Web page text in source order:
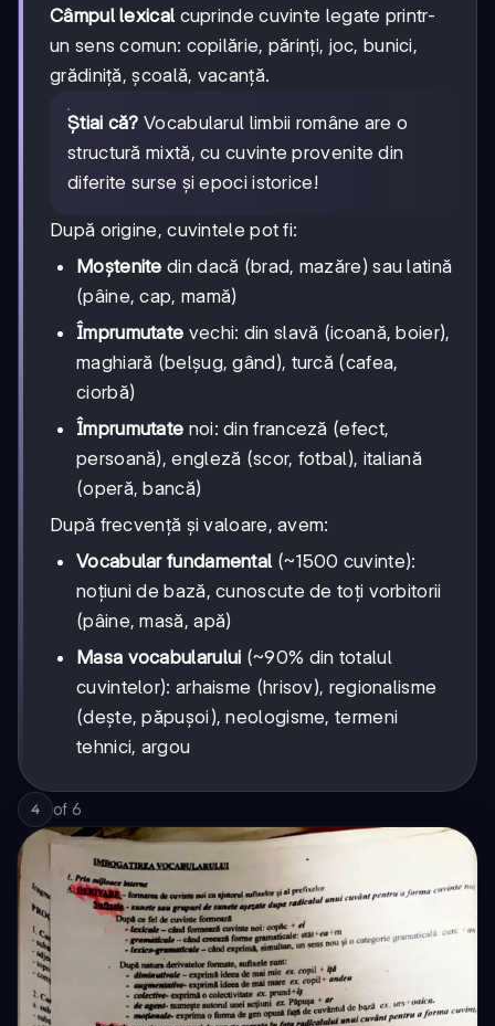
Câmpul lexical cuprinde cuvinte legate printr-
un sens comun: copilărie, părinți, joc, bunici,
grădiniță, școală, vacanță.
Știai că? Vocabularul limbii române are o
structură mixtă, cu cuvinte provenite din
diferite surse și epoci istorice!
După origine, cuvintele pot fi:
Moștenite din dacă (brad, mazăre) sau latină
(pâine, cap, mamă)
Împrumutate vechi: din slavă (icoană, boier),
maghiară (belșug, gând), turcă (cafea,
ciorbă)
Împrumutate noi: din franceză (efect,
persoană), engleză (scor, fotbal), italiană
(operă, bancă)
După frecvență și valoare, avem:
Vocabular fundamental (~1500 cuvinte):
noțiuni de bază, cunoscute de toți vorbitorii
(pâine, masă, apă)
Masa vocabularului (~90% din totalul
cuvintelor): arhaisme (hrisov), regionalisme
(dește, păpușoi), neologisme, termeni
tehnici, argou
4 of 6